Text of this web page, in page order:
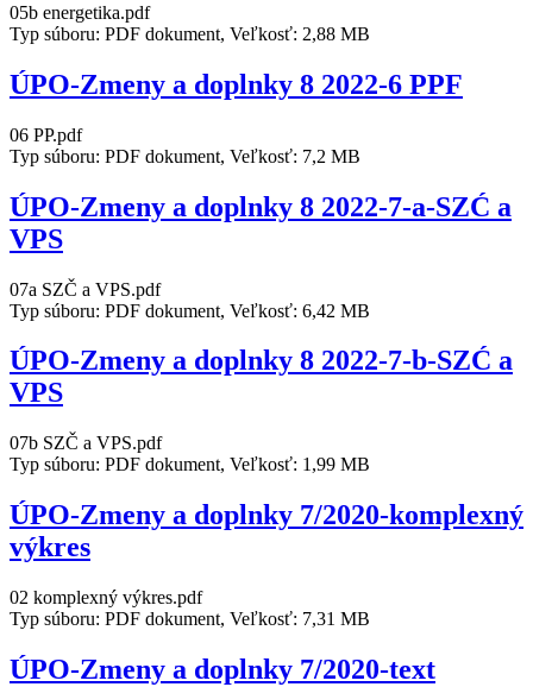
05b energetika.pdf
Typ súboru: PDF dokument, Veľkosť: 2,88 MB
ÚPO-Zmeny a doplnky 8 2022-6 PPF
06 PP.pdf
Typ súboru: PDF dokument, Veľkosť: 7,2 MB
ÚPO-Zmeny a doplnky 8 2022-7-a-SZĆ a
VPS
07a SZČ a VPS.pdf
Typ súboru: PDF dokument, Veľkosť: 6,42 MB
ÚPO-Zmeny a doplnky 8 2022-7-b-SZĆ a
VPS
07b SZČ a VPS.pdf
Typ súboru: PDF dokument, Veľkosť: 1,99 MB
ÚPO-Zmeny a doplnky 7/2020-komplexný
výkres
02 komplexný výkres.pdf
Typ súboru: PDF dokument, Veľkosť: 7,31 MB
ÚPO-Zmeny a doplnky 7/2020-text